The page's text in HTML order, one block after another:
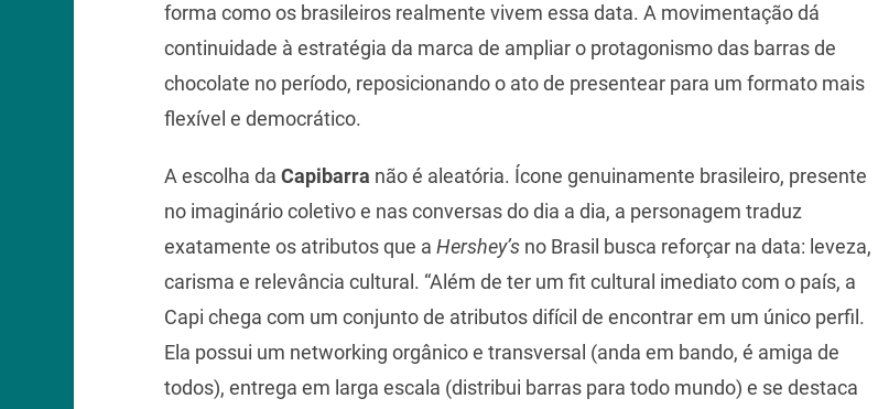
forma como os brasileiros realmente vivem essa data. A movimentação dá
continuidade à estratégia da marca de ampliar o protagonismo das barras de
chocolate no período, reposicionando o ato de presentear para um formato mais
flexível e democrático.
A escolha da Capibarra não é aleatória. Ícone genuinamente brasileiro, presente
no imaginário coletivo e nas conversas do dia a dia, a personagem traduz
exatamente os atributos que a Hershey’s no Brasil busca reforçar na data: leveza,
carisma e relevância cultural. “Além de ter um fit cultural imediato com o país, a
Capi chega com um conjunto de atributos difícil de encontrar em um único perfil.
Ela possui um networking orgânico e transversal (anda em bando, é amiga de
todos), entrega em larga escala (distribui barras para todo mundo) e se destaca